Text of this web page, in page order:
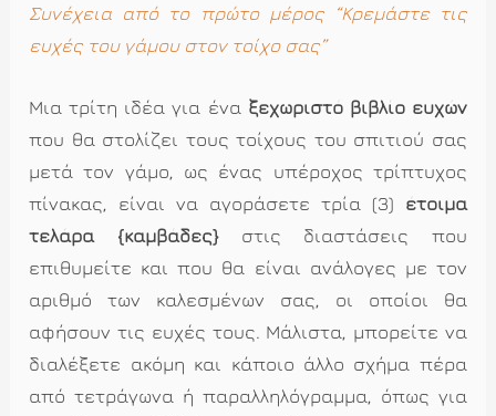
Συνέχεια από το πρώτο μέρος “Κρεμάστε τις
ευχές του γάμου στον τοίχο σας”
Μια τρίτη ιδέα για ένα ξεχωριστό βιβλίο ευχών
που θα στολίζει τους τοίχους του σπιτιού σας
μετά τον γάμο, ως ένας υπέροχος τρίπτυχος
πίνακας, είναι να αγοράσετε τρία (3) έτοιμα
τελάρα {καμβάδες}στις διαστάσεις που
επιθυμείτε και που θα είναι ανάλογες με τον
αριθμό των καλεσμένων σας, οι οποίοι θα
αφήσουν τις ευχές τους. Μάλιστα, μπορείτε να
διαλέξετε ακόμη και κάποιο άλλο σχήμα πέρα
από τετράγωνα ή παραλληλόγραμμα, όπως για